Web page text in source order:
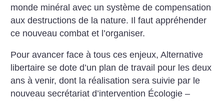
monde minéral avec un système de compensation
aux destructions de la nature. Il faut appréhender
ce nouveau combat et l’organiser.
Pour avancer face à tous ces enjeux, Alternative
libertaire se dote d’un plan de travail pour les deux
ans à venir, dont la réalisation sera suivie par le
nouveau secrétariat d’intervention Écologie –